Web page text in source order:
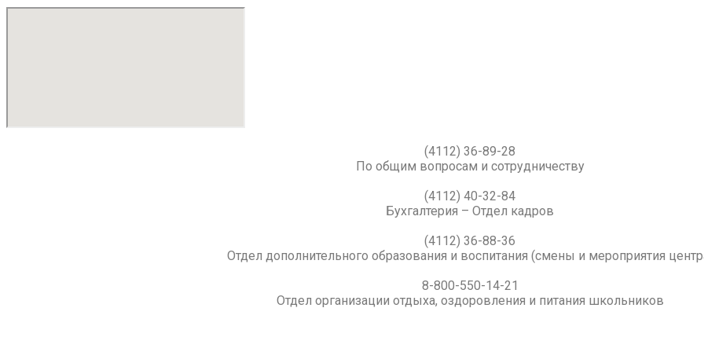
(4112) 36-89-28
По общим вопросам и сотрудничеству
(4112) 40-32-84
Бухгалтерия – Отдел кадров
(4112) 36-88-36
Отдел дополнительного образования и воспитания (смены и мероприятия
8-800-550-14-21
Отдел организации отдыха, оздоровления и питания школьников